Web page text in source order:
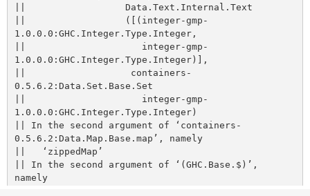
||                  Data.Text.Internal.Text
||                  ([(integer-gmp-
1.0.0.0:GHC.Integer.Type.Integer,
||                     integer-gmp-
1.0.0.0:GHC.Integer.Type.Integer)],
||                   containers-
0.5.6.2:Data.Set.Base.Set
||                     integer-gmp-
1.0.0.0:GHC.Integer.Type.Integer)
|| In the second argument of ‘containers-
0.5.6.2:Data.Map.Base.map’, namely
||   ‘zippedMap’
|| In the second argument of ‘(GHC.Base.$)’,
namely